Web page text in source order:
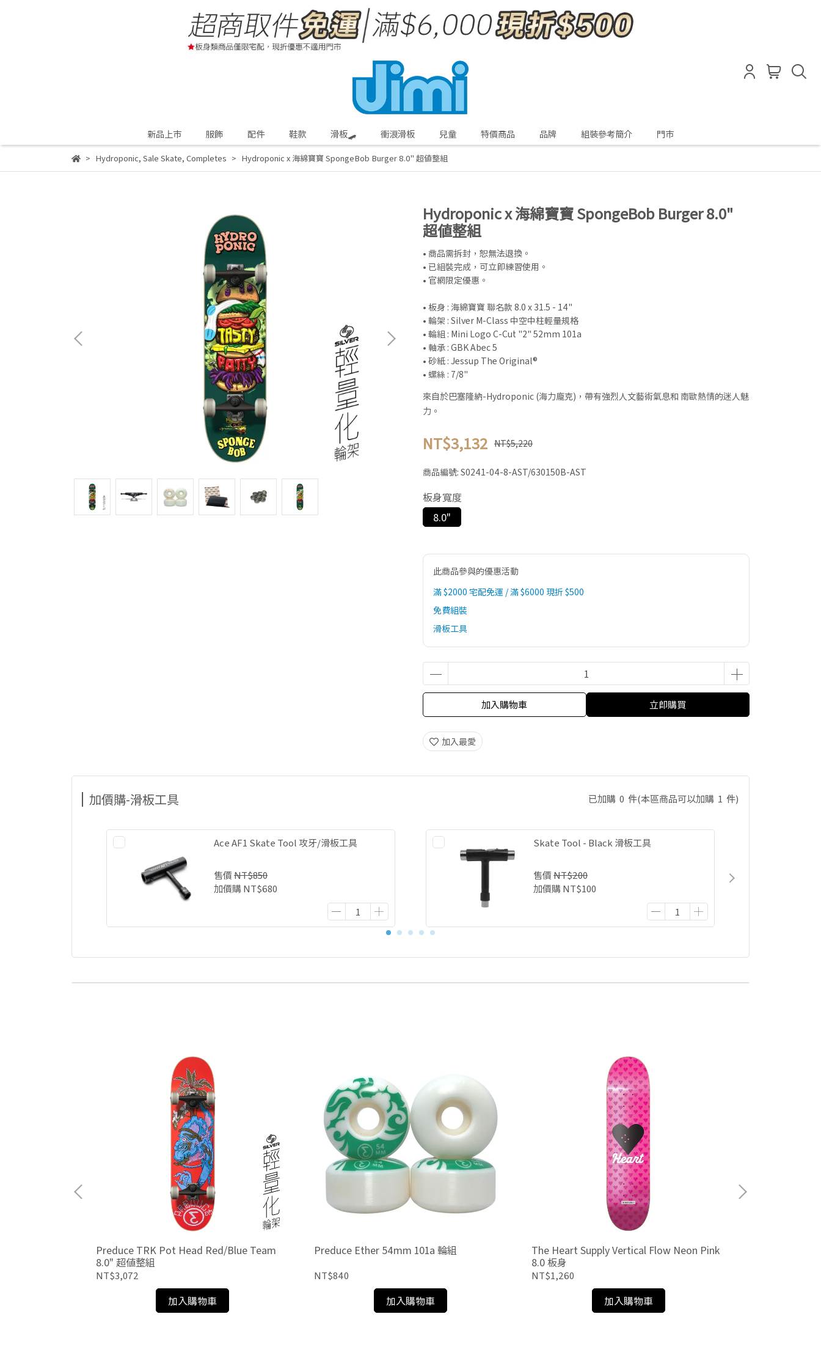
新品上市 服飾 配件 鞋款 滑板🛹 衝浪滑板 兒童 特價商品 品牌 組裝參考簡介 門市
Hydroponic, Sale Skate, Completes Hydroponic x 海綿寶寶 SpongeBob Burger 8.0" 超值整組
Hydroponic x 海綿寶寶 SpongeBob Burger 8.0"
超值整組
• 商品需拆封，恕無法退換。
• 已組裝完成，可立即練習使用。
• 官網限定優惠。
• 板身 : 海綿寶寶 聯名款 8.0 x 31.5 - 14"
• 輪架 : Silver M-Class 中空中柱輕量規格
• 輪組 : Mini Logo C-Cut "2" 52mm 101a
• 軸承 : GBK Abec 5
• 砂紙 : Jessup The Original®
• 螺絲 : 7/8"
來自於巴塞隆納-Hydroponic (海力龐克)，帶有強烈人文藝術氣息和 南歐熱情的迷人魅
力。
NT$3,132 NT$5,220
商品編號: S0241-04-8-AST/630150B-AST
板身寬度
8.0"
此商品參與的優惠活動
滿 $2000 宅配免運 / 滿 $6000 現折 $500
免費組裝
滑板工具
加入購物車 立即購買
加入最愛
加價購-滑板工具 已加購 0 件(本區商品可以加購 1 件)
Ace AF1 Skate Tool 攻牙/滑板工具
售價NT$850
加價購NT$680
Skate Tool - Black 滑板工具
售價NT$200
加價購NT$100
Preduce TRK Pot Head Red/Blue Team
8.0" 超值整組
NT$3,072
加入購物車
Preduce Ether 54mm 101a 輪組
NT$840
加入購物車
The Heart Supply Vertical Flow Neon Pink
8.0 板身
NT$1,260
加入購物車